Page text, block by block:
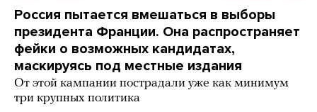
Россия пытается вмешаться в выборы
президента Франции. Она распространяет
фейки о возможных кандидатах,
маскируясь под местные издания
От этой кампании пострадали уже как минимум
три крупных политика